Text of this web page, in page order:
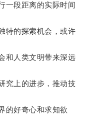
段距离的实际时间
的探索机会，或许
人类文明带来深远
上的进步，推动技
好奇心和求知欲